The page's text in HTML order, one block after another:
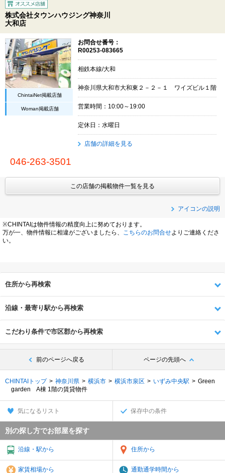
株式会社タウンハウジング神奈川
大和店
ChintaiNet掲載店舗
Woman掲載店舗
お問合せ番号：
R00253-083665
相鉄本線/大和
神奈川県大和市大和東２－２－１ ワイズビル１階
営業時間：10:00～19:00
定休日：水曜日
店舗の詳細を見る
046-263-3501
この店舗の掲載物件一覧を見る
アイコンの説明
※CHINTAIは物件情報の精度向上に努めております。
万が一、物件情報に相違がございましたら、
こちらのお問合せよりご連絡くださ
い。
住所から再検索
沿線・最寄り駅から再検索
こだわり条件で市区郡から再検索
前のページへ戻る ページの先頭へ
CHINTAIトップ 神奈川県 横浜市 横浜市泉区 いずみ中央駅
Green
garden A棟 1階の賃貸物件
気になるリスト 保存中の条件
別の探し方でお部屋を探す
沿線・駅から 住所から
家賃相場から 通勤通学時間から